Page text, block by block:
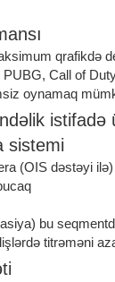
qrafikdə
Call of
oynamaq
istifadə
sistemi
(OIS dəstəyi ilə)
bu
titrəməni